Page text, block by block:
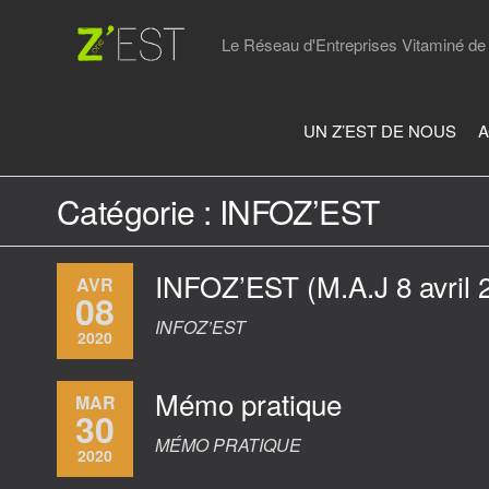
Le Réseau d'Entreprises Vitaminé
UN Z’EST DE NOUS
Catégorie : INFOZ’EST
AVR
08
2020
INFOZ’EST (M.A.J 8 avril
INFOZ’EST
MAR
30
2020
Mémo pratique
MÉMO PRATIQUE